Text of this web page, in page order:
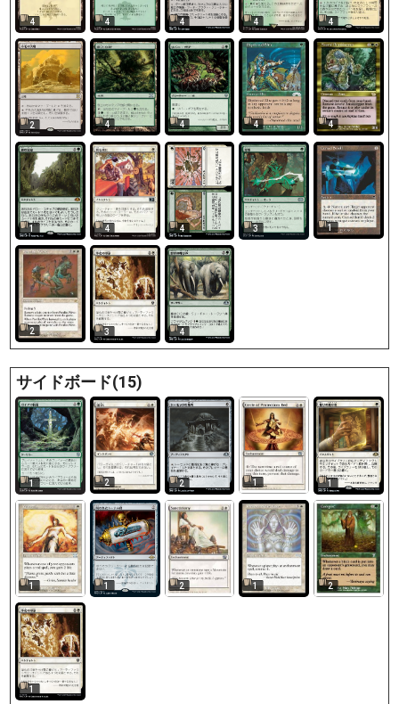
4 4 4 4 4
2 4 4 4 4
1 4 4 3 1
2 3 4
サイドボード(15)
1 2 2 1 1
1 1 2 1 2
1